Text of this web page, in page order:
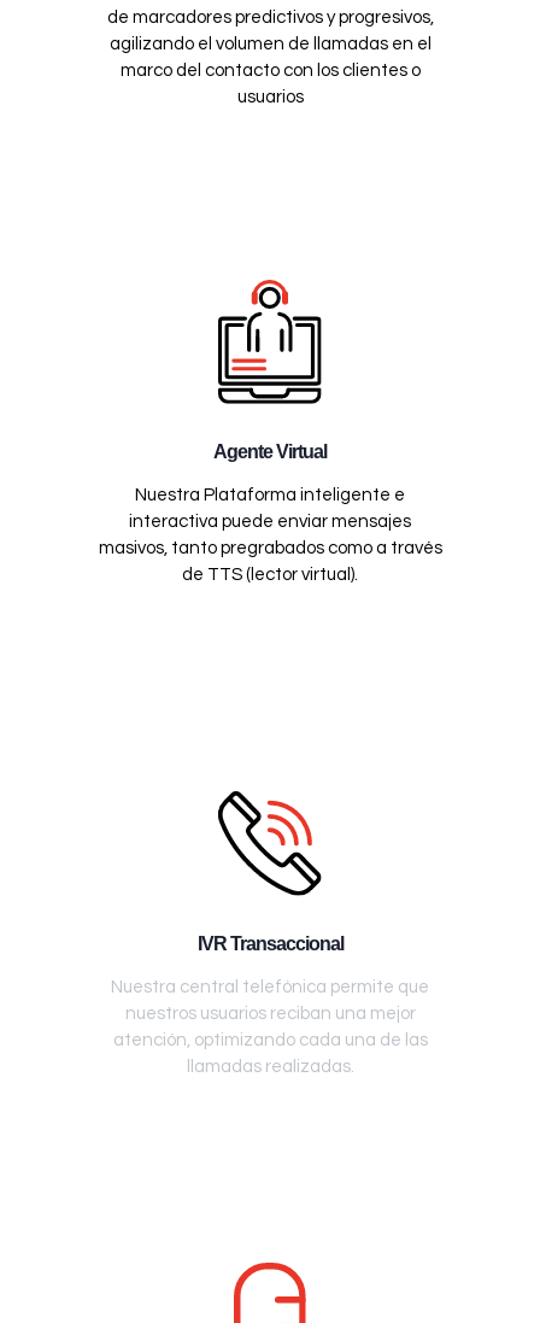
de marcadores predictivos y progresivos,
agilizando el volumen de llamadas en el
marco del contacto con los clientes o
usuarios
Agente Virtual
Nuestra Plataforma inteligente e
interactiva puede enviar mensajes
masivos, tanto pregrabados como a través
de TTS (lector virtual).
IVR Transaccional
Nuestra central telefónica permite que
nuestros usuarios reciban una mejor
atención, optimizando cada una de las
llamadas realizadas.